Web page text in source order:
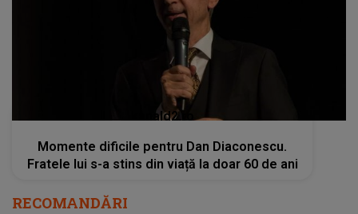
kanald2.ro
Momente dificile pentru Dan Diaconescu.
Fratele lui s-a stins din viață la doar 60 de ani
RECOMANDĂRI